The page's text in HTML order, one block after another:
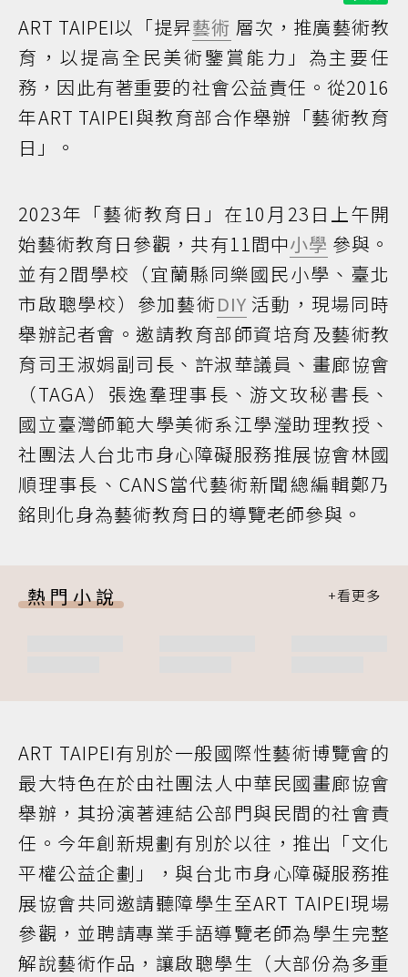
ART TAIPEI以「提昇藝術 層次，推廣藝術教
育，以提高全民美術鑒賞能力」為主要任
務，因此有著重要的社會公益責任。從2016
年ART TAIPEI與教育部合作舉辦「藝術教育
日」。
2023年「藝術教育日」在10月23日上午開
始藝術教育日參觀，共有11間中小學 參與。
並有2間學校（宜蘭縣同樂國民小學、臺北
市啟聰學校）參加藝術DIY 活動，現場同時
舉辦記者會。邀請教育部師資培育及藝術教
育司王淑娟副司長、許淑華議員、畫廊協會
（TAGA）張逸羣理事長、游文玫秘書長、
國立臺灣師範大學美術系江學瀅助理教授、
社團法人台北市身心障礙服務推展協會林國
順理事長、CANS當代藝術新聞總編輯鄭乃
銘則化身為藝術教育日的導覽老師參與。
熱門小說
ART TAIPEI有別於一般國際性藝術博覽會的
最大特色在於由社團法人中華民國畫廊協會
舉辦，其扮演著連結公部門與民間的社會責
任。今年創新規劃有別於以往，推出「文化
平權公益企劃」，與台北市身心障礙服務推
展協會共同邀請聽障學生至ART TAIPEI現場
參觀，並聘請專業手語導覽老師為學生完整
解說藝術作品，讓啟聰學生（大部份為多重